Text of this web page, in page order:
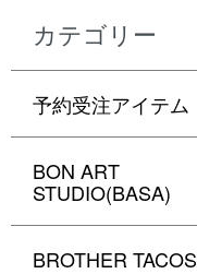
カテゴリー
予約受注アイテム
BON ART
STUDIO(BASA)
BROTHER TACOS